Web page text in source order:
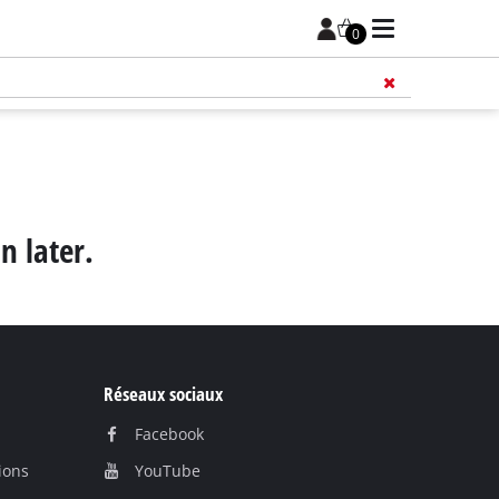
0
later.
Réseaux sociaux
Facebook
YouTube